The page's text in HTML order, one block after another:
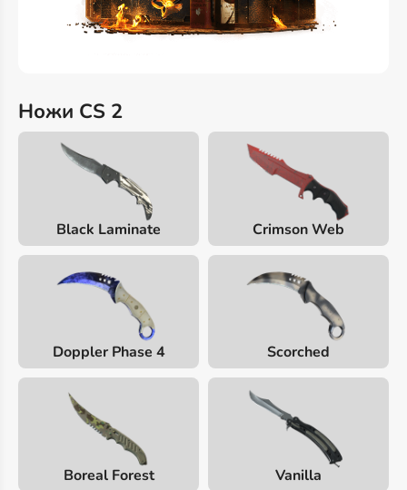
Ножи CS 2
Black Laminate Crimson Web
Doppler Phase 4 Scorched
Boreal Forest Vanilla